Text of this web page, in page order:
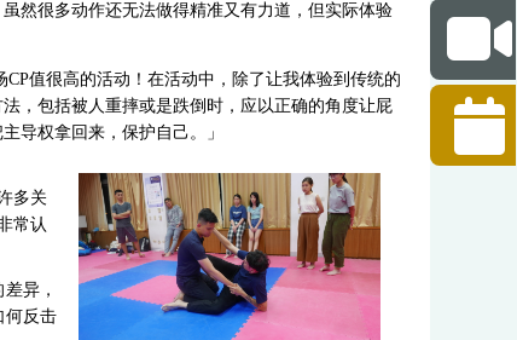
然很多动作还无法做得精准又有力道，但实际体验
CP值很高的活动！在活动中，除了让我体验到传统的
，包括被人重摔或是跌倒时，应以正确的角度让屁
导权拿回来，保护自己。」
多关
常认
异，
何反击